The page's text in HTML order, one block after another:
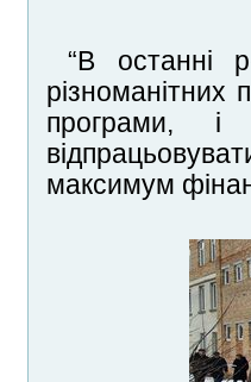
“В останні
різноманітних
програми,
максимум